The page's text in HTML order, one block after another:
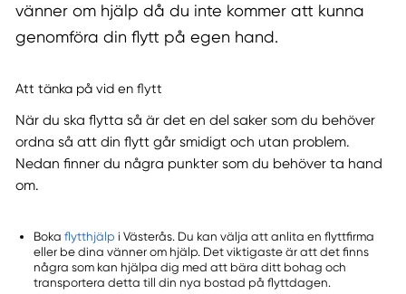
vänner om hjälp då du inte kommer att kunna
genomföra din flytt på egen hand.
Att tänka på vid en flytt
När du ska flytta så är det en del saker som du behöver
ordna så att din flytt går smidigt och utan problem.
Nedan finner du några punkter som du behöver ta hand
om.
Boka flytthjälp i Västerås. Du kan välja att anlita en flyttfirma
eller be dina vänner om hjälp. Det viktigaste är att det finns
några som kan hjälpa dig med att bära ditt bohag och
transportera detta till din nya bostad på flyttdagen.